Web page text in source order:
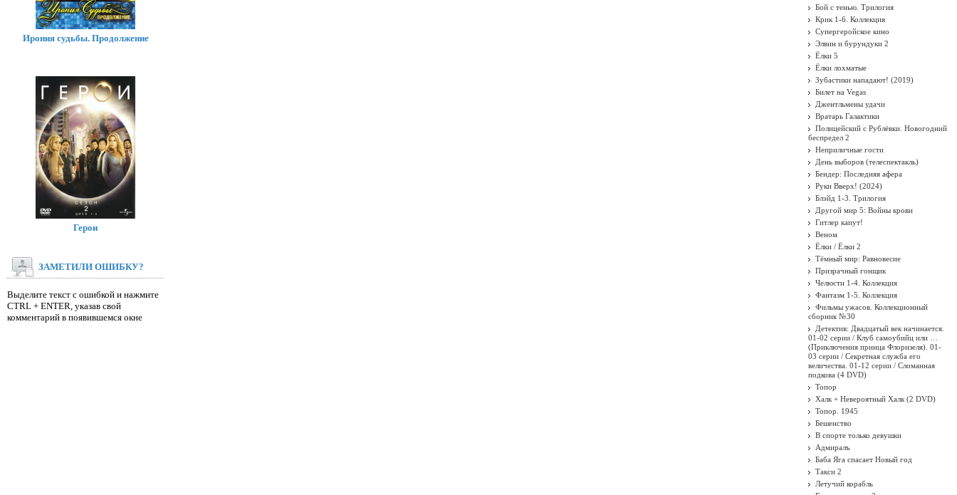
Ирония судьбы. Продолжение
Герои
ЗАМЕТИЛИ ОШИБКУ?
Выделите текст с ошибкой и нажмите
CTRL + ENTER, указав свой
комментарий в появившемся окне
Бой с тенью. Трилогия
Крик 1-6. Коллекция
Супергеройское кино
Элвин и бурундуки 2
Ёлки 5
Ёлки лохматые
Зубастики нападают! (2019)
Билет на Vegas
Джентльмены удачи
Вратарь Галактики
Полицейский с Рублёвки. Новогодний
беспредел 2
Неприличные гости
День выборов (телеспектакль)
Бендер: Последняя афера
Руки Вверх! (2024)
Блэйд 1-3. Трилогия
Другой мир 5: Войны крови
Гитлер капут!
Веном
Ёлки / Ёлки 2
Тёмный мир: Равновесие
Призрачный гонщик
Челюсти 1-4. Коллекция
Фантазм 1-5. Коллекция
Фильмы ужасов. Коллекционный
сборник №30
Детектив: Двадцатый век начинается.
01-02 серии / Клуб самоубийц или …
(Приключения принца Флоризеля). 01-
03 серии / Секретная служба его
величества. 01-12 серии / Сломанная
подкова (4 DVD)
Топор
Халк + Невероятный Халк (2 DVD)
Топор. 1945
Бешенство
В спорте только девушки
Адмиралъ
Баба Яга спасает Новый год
Такси 2
Летучий корабль